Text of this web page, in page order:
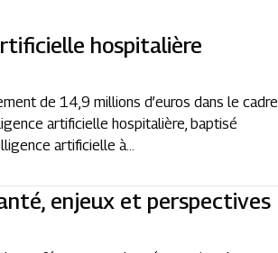
hospitalière
de 14,9 millions d’euros dans le cadre
artificielle hospitalière, baptisé
artificielle à...
enjeux et perspectives